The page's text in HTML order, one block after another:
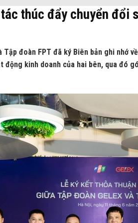
tác thúc đẩy chuyển đổi
Tập đoàn FPT đã ký Biên bản ghi nhớ
động kinh doanh của hai bên, qua đó